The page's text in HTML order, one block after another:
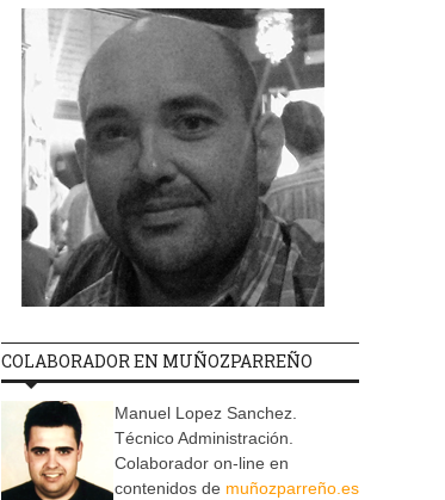
COLABORADOR EN MUÑOZPARREÑO
Manuel Lopez Sanchez.
Técnico Administración.
Colaborador on-line en
contenidos de muñozparreño.es